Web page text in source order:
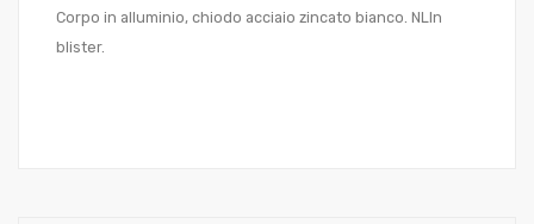
Corpo in alluminio, chiodo acciaio zincato bianco. NLIn
blister.